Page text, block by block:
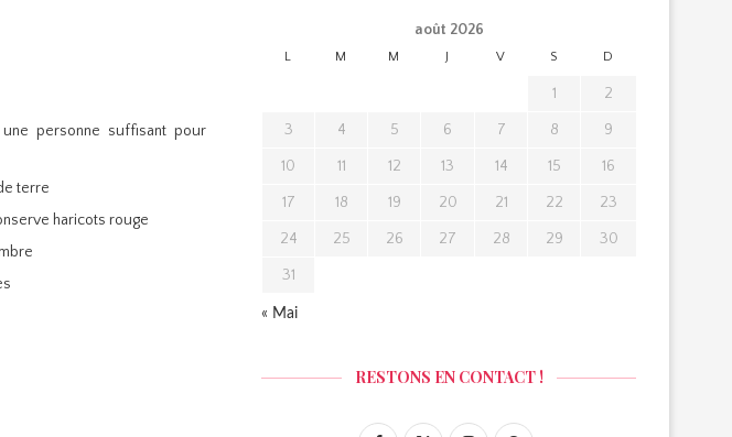
personne suffisant pour
terre
haricots rouge
août 2026
L M M J V S D
1 2
3 4 5 6 7 8 9
10 11 12 13 14 15 16
17 18 19 20 21 22 23
24 25 26 27 28 29 30
31
« Mai
RESTONS EN CONTACT !